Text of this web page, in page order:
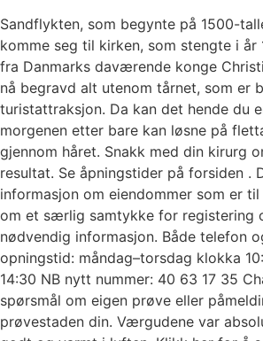
Sandflykten, som begynte på 1500-
komme seg til kirken, som stengte i år
fra Danmarks daværende konge
nå begravd alt utenom tårnet, som er
turistattraksjon. Da kan det hende du
morgenen etter bare kan løsne på
gjennom håret. Snakk med din kirurg
resultat. Se åpningstider på forsiden .
informasjon om eiendommer som er
om et særlig samtykke for registering
nødvendig informasjon. Både telefon
opningstid: måndag–torsdag klokka
14:30 NB nytt nummer: 40 63 17 35
spørsmål om eigen prøve eller
prøvestaden din. Værgudene var